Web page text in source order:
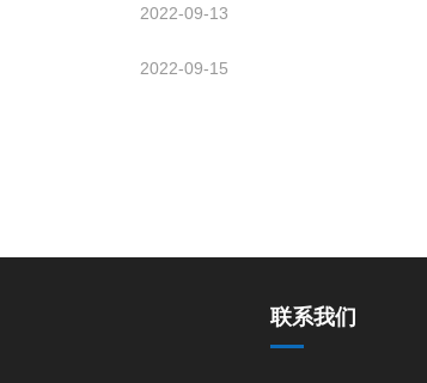
2022-09-13
2022-09-15
联系我们